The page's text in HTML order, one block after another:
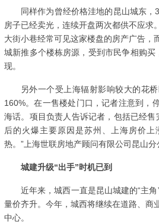
同样作为曾经价格洼地的昆山城东，
房子已经卖光，连续开盘两次都供不应
大街小巷经常可见这家楼盘的房产广告
城新推多个楼栋房源，受到市民争相购买
现。
另外一个受上海辐射影响较大的花
160%。在一售楼处门口，记者注意到，
海话。项目负责人告诉记者，包括已经
后的火爆主要原因是苏州、上海房价
热。”上海世联房地产顾问有限公司昆山分
城建升级“出手”时机已到
近年来，城西一直是昆山城建的“主
量价齐升。今年，城西将继续在道路、商
中心。